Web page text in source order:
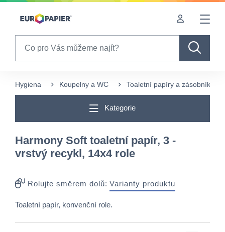
Table Of Content
Hygiena Koupelny a WC Toaletní papíry a zásobníky
Kategorie
Harmony Soft toaletní papír, 3 -
vrstvý recykl, 14x4 role
Rolujte směrem dolů: Varianty produktu
Toaletní papír, konvenční role.